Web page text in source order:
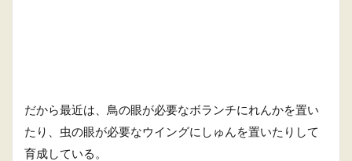
だから最近は、鳥の眼が必要なボランチにれんかを置い
たり、虫の眼が必要なウイングにしゅんを置いたりして
育成している。